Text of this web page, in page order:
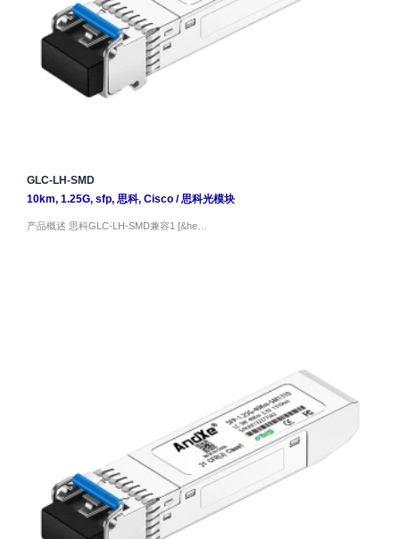
GLC-LH-SMD
10km, 1.25G, sfp, 思科, Cisco/思科光模块
产品概述 思科GLC-LH-SMD兼容1 [&he…